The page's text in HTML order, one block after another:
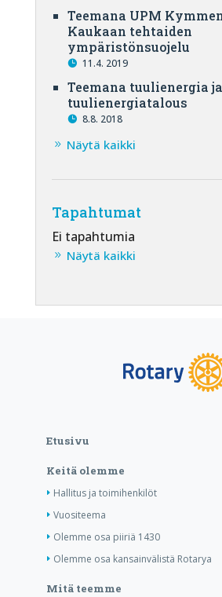
Teemana UPM
Kaukaan tehtaiden
ympäristönsuojelu
11.4. 2019
Teemana tuulienergia ja
tuulienergiatalous
8.8. 2018
Näytä kaikki
Tapahtumat
Ei tapahtumia
Näytä kaikki
Etusivu
Keitä olemme
Hallitus ja toimihenkilöt
Vuositeema
Olemme osa piiriä 1430
Olemme osa kansainvälistä Rotarya
Mitä teemme